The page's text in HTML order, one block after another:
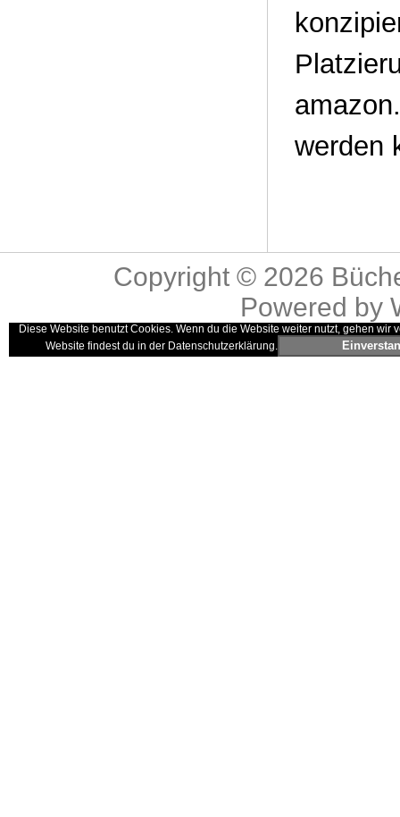
werden
Copyright © 2026
Powered by
Diese Website benutzt Cookies. Wenn du die Website weiter nutzt, gehen
Website findest du in der Datenschutzerklärung.